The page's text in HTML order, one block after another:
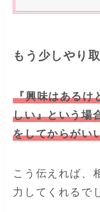
もう少しやり
『興味はあるけ
しい』という場
をしてからがい
こう伝えれば、
力してくれるで